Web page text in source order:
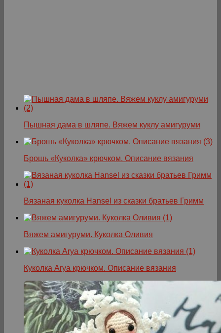
Пышная дама в шляпе. Вяжем куклу амигуруми
Брошь «Куколка» крючком. Описание вязания
Вязаная куколка Hansel из сказки братьев Гримм
Вяжем амигуруми. Куколка Оливия
Куколка Arya крючком. Описание вязания